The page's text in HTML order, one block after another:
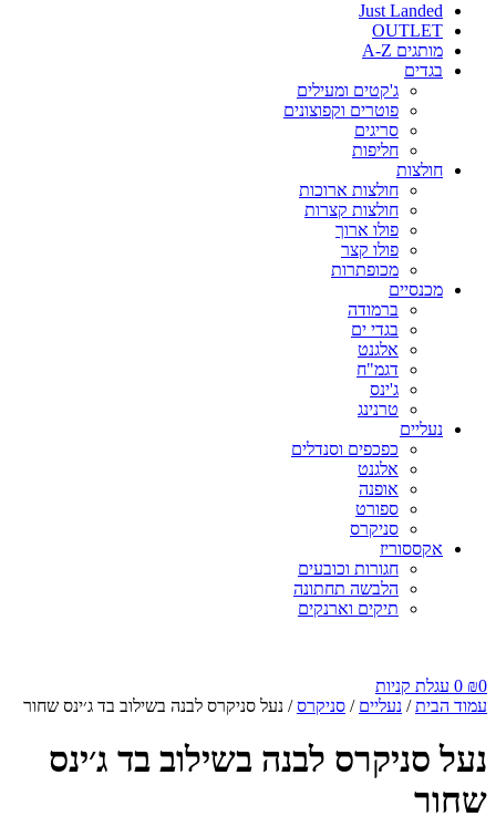
Just Landed
OUTLET
מותגים A-Z
בגדים
ג'קטים ומעילים
פוטרים וקפוצונים
סריגים
חליפות
חולצות
חולצות ארוכות
חולצות קצרות
פולו ארוך
פולו קצר
מכופתרות
מכנסיים
ברמודה
בגדי ים
אלגנט
דגמ"ח
ג'ינס
טרנינג
נעליים
כפכפים וסנדלים
אלגנט
אופנה
ספורט
סניקרס
אקססוריז
חגורות וכובעים
הלבשה תחתונה
תיקים וארנקים
₪0
0 עגלת קניות
עמוד הבית/ נעליים / סניקרס/ נעל סניקרס לבנה בשילוב בד ג׳ינס שחור
נעל סניקרס לבנה בשילוב בד ג׳ינס
שחור